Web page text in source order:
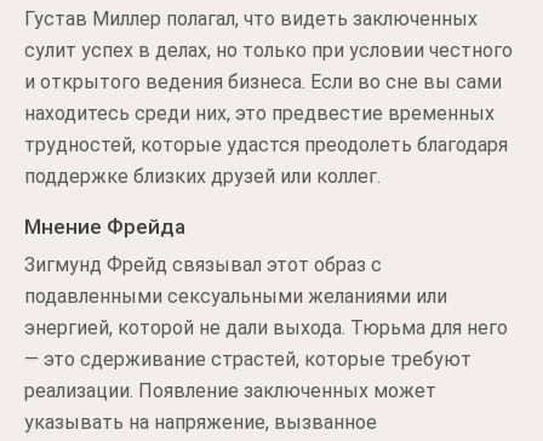
Густав Миллер полагал, что видеть заключенных
сулит успех в делах, но только при условии честного
и открытого ведения бизнеса. Если во сне вы сами
находитесь среди них, это предвестие временных
трудностей, которые удастся преодолеть благодаря
поддержке близких друзей или коллег.
Мнение Фрейда
Зигмунд Фрейд связывал этот образ с
подавленными сексуальными желаниями или
энергией, которой не дали выхода. Тюрьма для него
— это сдерживание страстей, которые требуют
реализации. Появление заключенных может
указывать на напряжение, вызванное